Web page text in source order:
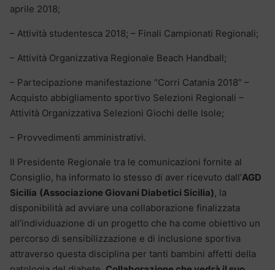
aprile 2018;
– Attività studentesca 2018; – Finali Campionati Regionali;
– Attività Organizzativa Regionale Beach Handball;
– Partecipazione manifestazione “Corri Catania 2018” –
Acquisto abbigliamento sportivo Selezioni Regionali –
Attività Organizzativa Selezioni Giochi delle Isole;
– Provvedimenti amministrativi.
Il Presidente Regionale tra le comunicazioni fornite al
Consiglio, ha informato lo stesso di aver ricevuto dall’AGD
Sicilia (Associazione Giovani Diabetici Sicilia), la
disponibilità ad avviare una collaborazione finalizzata
all’individuazione di un progetto che ha come obiettivo un
percorso di sensibilizzazione e di inclusione sportiva
attraverso questa disciplina per tanti bambini affetti della